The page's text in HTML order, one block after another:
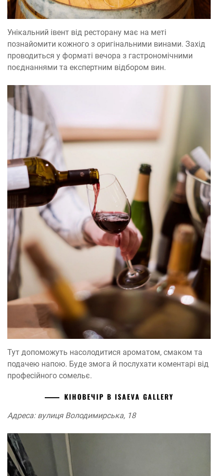
Унікальний івент від ресторану має на меті
познайомити кожного з оригінальними винами. Захід
проводиться у форматі вечора з гастрономічними
поєднаннями та експертним відбором вин.
Тут допоможуть насолодитися ароматом, смаком та
подачею напою. Буде змога й послухати коментарі від
професійного сомельє.
КІНОВЕЧІР В ISAEVA GALLERY
Адреса: вулиця Володимирська, 18